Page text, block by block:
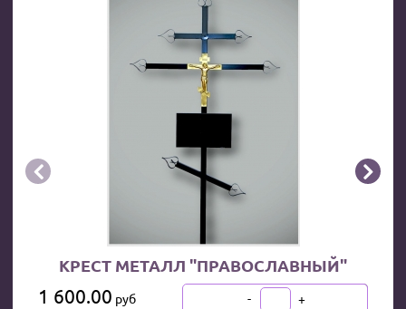
КРЕСТ МЕТАЛЛ "ПРАВОСЛАВНЫЙ"
1 600.00 руб В КОРЗИНУ
- +
 